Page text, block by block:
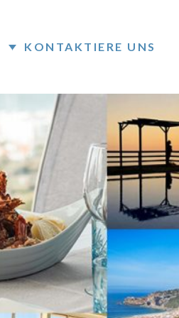
KONTAKTIERE UNS